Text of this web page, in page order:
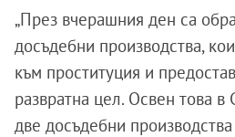
„През вчерашния ден са
досъдебни производства,
към проституция и
развратна цел. Освен това
две досъдебни производства